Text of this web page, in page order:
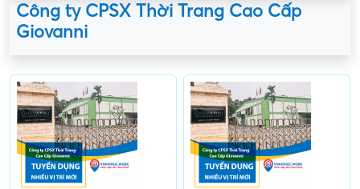
Công ty CPSX Thời Trang Cao Cấp
Giovanni